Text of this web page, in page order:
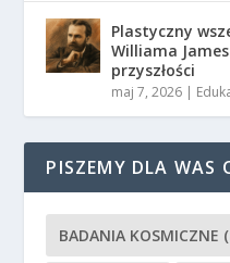
Plastyczny
Williama
przyszłości
maj 7, 2026 |
PISZEMY DLA WAS
BADANIA KOSMICZNE